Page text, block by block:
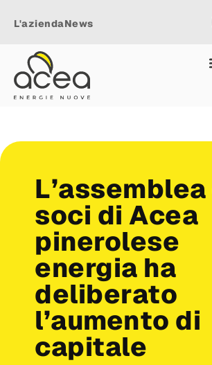
L'aziendaNews
soci di Acea
pinerolese
energia ha
deliberato
l’aumento di
capitale